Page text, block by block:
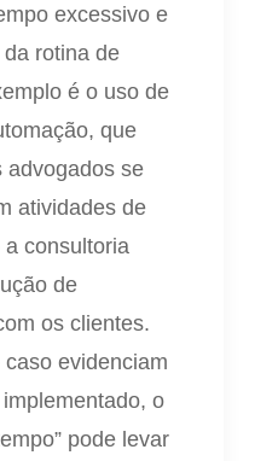
excessivo e
rotina de
é o uso de
que
advogados se
atividades de
a consultoria
de
os clientes.
evidenciam
o
pode levar